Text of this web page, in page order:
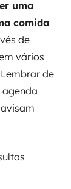
uma
comida
de
vários
de